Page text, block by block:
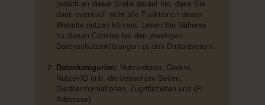
jedoch an dieser Stelle darauf hin, dass Sie
dann eventuell nicht alle Funktionen dieser
Website nutzen können. Lesen Sie Näheres
zu diesen Cookies bei den jeweiligen
Datenschutzerklärungen zu den Drittanbietern.
Datenkategorien: Nutzerdaten, Cookie,
Nutzer-ID (inb. die besuchten Seiten,
Geräteinformationen, Zugriffszeiten und IP-
Adressen).